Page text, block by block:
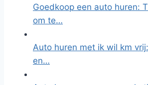
Goedkoop een auto huren:
om te…
Auto huren met ik wil km
en…